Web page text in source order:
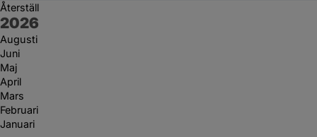
Återställ
År:
2026
Augusti
Juni
Maj
April
Mars
Februari
Januari